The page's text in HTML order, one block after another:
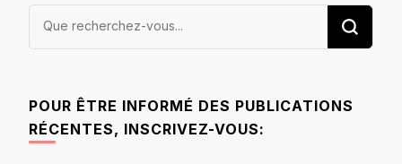
Vous
POUR ÊTRE INFORMÉ DES PUBLICATIONS
RÉCENTES, INSCRIVEZ-VOUS: